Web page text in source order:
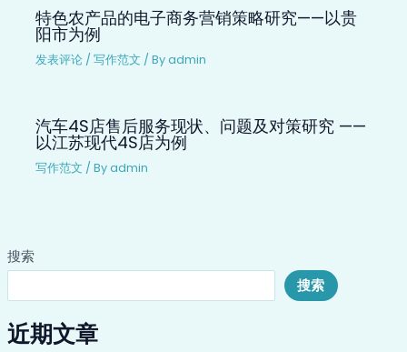
搜索
搜索
近期文章
特色农产品的电子商务营销策略研究——以贵
阳市为例
发表评论 /写作范文 / Byadmin
汽车4S店售后服务现状、问题及对策研究 ——
以江苏现代4S店为例
写作范文 / Byadmin